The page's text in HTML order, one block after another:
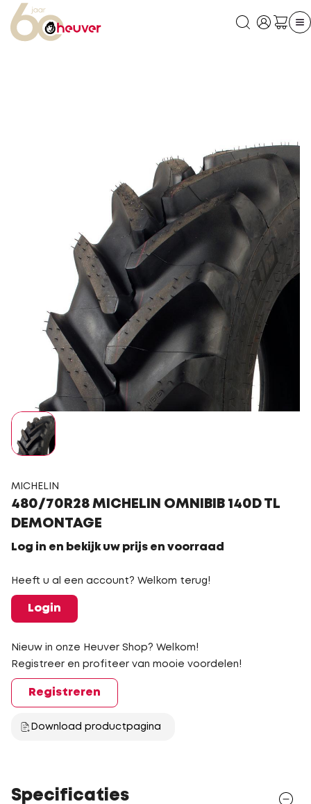
MICHELIN
480/70R28 MICHELIN OMNIBIB 140D TL
DEMONTAGE
Log in en bekijk uw prijs en voorraad
Heeft u al een account? Welkom terug!
Login
Nieuw in onze Heuver Shop? Welkom!
Registreer en profiteer van mooie voordelen!
Registreren
Download productpagina
Specificaties